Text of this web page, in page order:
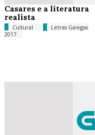
Casares e a literatura
realista
Cultural
Letras Galegas
2017